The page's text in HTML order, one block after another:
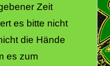
Zeit
es bitte nicht
die Hände
es zum